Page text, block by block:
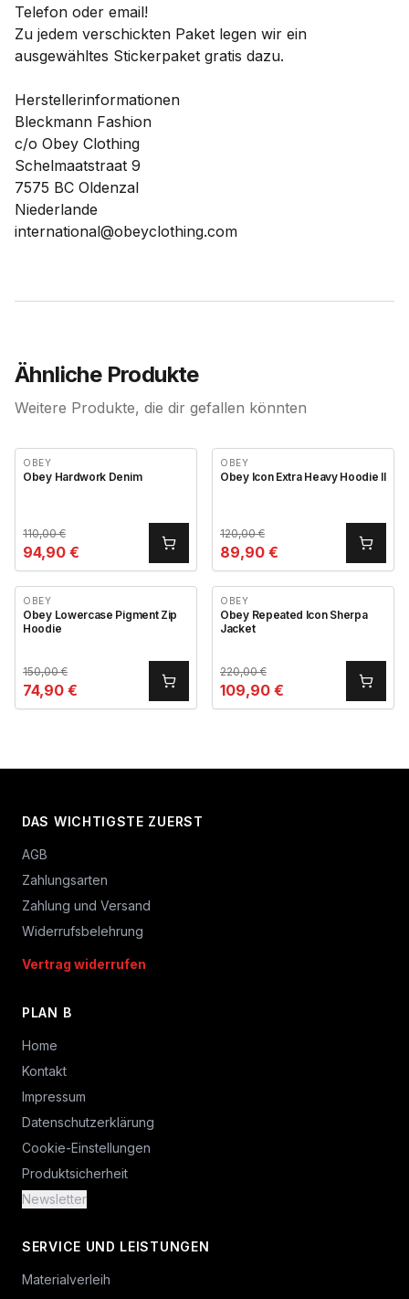
Telefon oder email!
Zu jedem verschickten Paket legen wir ein
ausgewähltes Stickerpaket gratis dazu.
Herstellerinformationen
Bleckmann Fashion
c/o Obey Clothing
Schelmaatstraat 9
7575 BC Oldenzal
Niederlande
international@obeyclothing.com
Ähnliche Produkte
Weitere Produkte, die dir gefallen könnten
OBEY
Obey Hardwork Denim
110,00€
94,90 €
OBEY
Obey Icon Extra Heavy Hoodie II
120,00€
89,90 €
OBEY
Obey Lowercase Pigment Zip
Hoodie
150,00€
74,90 €
OBEY
Obey Repeated Icon Sherpa
Jacket
220,00€
109,90 €
DAS WICHTIGSTE ZUERST
AGB
Zahlungsarten
Zahlung und Versand
Widerrufsbelehrung
Vertrag widerrufen
PLAN B
Home
Kontakt
Impressum
Datenschutzerklärung
Cookie-Einstellungen
Produktsicherheit
Newsletter
SERVICE UND LEISTUNGEN
Materialverleih